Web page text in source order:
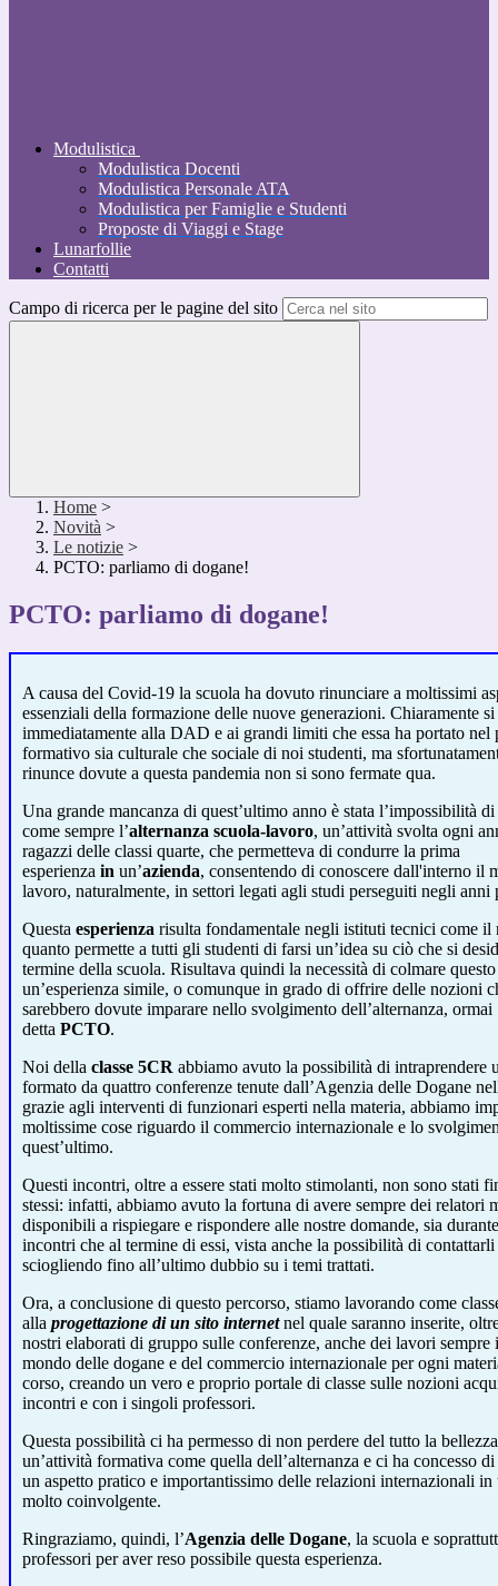
Modulistica
Modulistica Docenti
Modulistica Personale ATA
Modulistica per Famiglie e Studenti
Proposte di Viaggi e Stage
Lunarfollie
Contatti
Campo di ricerca per le pagine del sito
Home >
Novità >
Le notizie >
PCTO: parliamo di dogane!
PCTO: parliamo di dogane!
A causa del Covid-19 la scuola ha dovuto rinunciare a moltissimi
essenziali della formazione delle nuove generazioni. Chiaramente si
immediatamente alla DAD e ai grandi limiti che essa ha portato nel
formativo sia culturale che sociale di noi studenti, ma
rinunce dovute a questa pandemia non si sono fermate qua.
Una grande mancanza di quest’ultimo anno è stata l’impossibilità
come sempre l’alternanza scuola-lavoro, un’attività svolta ogni
ragazzi delle classi quarte, che permetteva di condurre la prima
esperienza in un’azienda, consentendo di conoscere dall'interno il
lavoro, naturalmente, in settori legati agli studi perseguiti negli anni
Questa esperienza risulta fondamentale negli istituti tecnici come il
quanto permette a tutti gli studenti di farsi un’idea su ciò che si
termine della scuola. Risultava quindi la necessità di colmare
un’esperienza simile, o comunque in grado di offrire delle nozioni
sarebbero dovute imparare nello svolgimento dell’alternanza, ormai
detta PCTO.
Noi della classe 5CR abbiamo avuto la possibilità di intraprendere
formato da quattro conferenze tenute dall’Agenzia delle Dogane
grazie agli interventi di funzionari esperti nella materia, abbiamo
moltissime cose riguardo il commercio internazionale e lo
quest’ultimo.
Questi incontri, oltre a essere stati molto stimolanti, non sono stati
stessi: infatti, abbiamo avuto la fortuna di avere sempre dei relatori
disponibili a rispiegare e rispondere alle nostre domande, sia
incontri che al termine di essi, vista anche la possibilità di
sciogliendo fino all’ultimo dubbio su i temi trattati.
Ora, a conclusione di questo percorso, stiamo lavorando come
alla progettazione di un sito internet nel quale saranno inserite,
nostri elaborati di gruppo sulle conferenze, anche dei lavori sempre
mondo delle dogane e del commercio internazionale per ogni
corso, creando un vero e proprio portale di classe sulle nozioni
incontri e con i singoli professori.
Questa possibilità ci ha permesso di non perdere del tutto la
un’attività formativa come quella dell’alternanza e ci ha concesso
un aspetto pratico e importantissimo delle relazioni internazionali in
molto coinvolgente.
Ringraziamo, quindi, l’Agenzia delle Dogane, la scuola e
professori per aver reso possibile questa esperienza.